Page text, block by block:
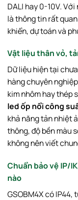
DALI hay 0-10V.
là thông tin rất
khiển, dự toán và
Vật liệu thân vỏ,
Dữ liệu hiện tại
hàng chuyên
kim nhôm hay thép
led ốp nổi công
khả năng tản nhiệt
thông, độ bền màu
không nên viết
Chuẩn bảo vệ IP/
nào
GSOBM4X có